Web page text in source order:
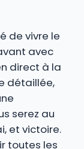
de vivre le
avec
direct à la
détaillée,
serez au
et victoire.
toutes les